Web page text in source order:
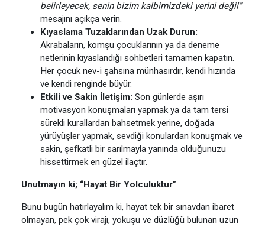
belirleyecek, senin bizim kalbimizdeki yerini değil"
mesajını açıkça verin.
Kıyaslama Tuzaklarından Uzak Durun:
Akrabaların, komşu çocuklarının ya da deneme
netlerinin kıyaslandığı sohbetleri tamamen kapatın.
Her çocuk nev-i şahsına münhasırdır, kendi hızında
ve kendi renginde büyür.
Etkili ve Sakin İletişim: Son günlerde aşırı
motivasyon konuşmaları yapmak ya da tam tersi
sürekli kurallardan bahsetmek yerine, doğada
yürüyüşler yapmak, sevdiği konulardan konuşmak ve
sakin, şefkatli bir sarılmayla yanında olduğunuzu
hissettirmek en güzel ilaçtır.
Unutmayın ki; “Hayat Bir Yolculuktur”
Bunu bugün hatırlayalım ki, hayat tek bir sınavdan ibaret
olmayan, pek çok virajı, yokuşu ve düzlüğü bulunan uzun